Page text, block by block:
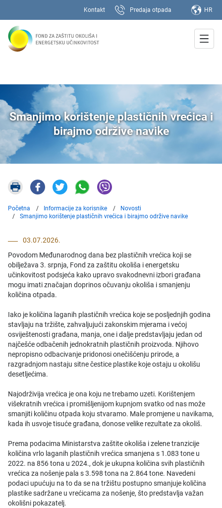
Kontakt Predaja otpada HR
Smanjimo korištenje plastičnih vrećica i
birajmo održive navike
Početna Informacije za korisnike
Novosti
Smanjimo korištenje plastičnih vrećica i birajmo održive navike
03.07.2026.
Povodom Međunarodnog dana bez plastičnih vrećica koji se
obilježava 3. srpnja, Fond za zaštitu okoliša i energetsku
učinkovitost podsjeća kako upravo svakodnevni izbori građana
mogu imati značajan doprinos očuvanju okoliša i smanjenju
količina otpada.
Iako je količina laganih plastičnih vrećica koje se posljednjih godina
stavljaju na tržište, zahvaljujući zakonskim mjerama i većoj
osviještenosti građana, manja, one i dalje predstavljaju jedan od
najčešće odbačenih jednokratnih plastičnih proizvoda. Njihovo
nepropisno odbacivanje pridonosi onečišćenju prirode, a
razgradnjom nastaju sitne čestice plastike koje ostaju u okolišu
desetljećima.
Najodrživija vrećica je ona koju ne trebamo uzeti. Korištenjem
višekratnih vrećica i promišljenijom kupnjom svatko od nas može
smanjiti količinu otpada koju stvaramo. Male promjene u navikama,
kada ih usvoje tisuće građana, donose velike rezultate za okoliš.
Prema podacima Ministarstva zaštite okoliša i zelene tranzicije
količina vrlo laganih plastičnih vrećica smanjena s 1.083 tone u
2022. na 856 tona u 2024., dok je ukupna količina svih plastičnih
vrećica za nošenje pala s 3.598 tona na 2.864 tone. Navedeni
podaci upućuju na to da se na tržištu postupno smanjuje količina
plastike sadržane u vrećicama za nošenje, što predstavlja važan
okolišni pokazatelj.